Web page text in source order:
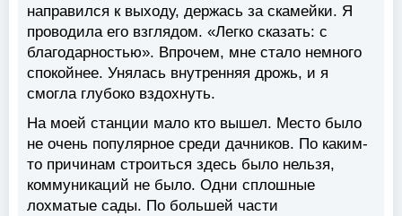
направился к выходу, держась за скамейки. Я
проводила его взглядом. «Легко сказать: с
благодарностью». Впрочем, мне стало немного
спокойнее. Унялась внутренняя дрожь, и я
смогла глубоко вздохнуть.
На моей станции мало кто вышел. Место было
не очень популярное среди дачников. По каким-
то причинам строиться здесь было нельзя,
коммуникаций не было. Одни сплошные
лохматые сады. По большей части